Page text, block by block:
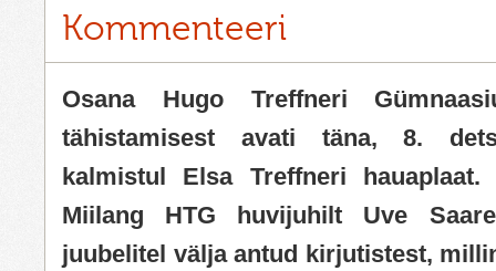
Kommenteeri
Osana Hugo Treffneri
tähistamisest avati täna, 8.
kalmistul Elsa Treffneri
Miilang HTG huvijuhilt Uve
juubelitel välja antud kirjutistest,